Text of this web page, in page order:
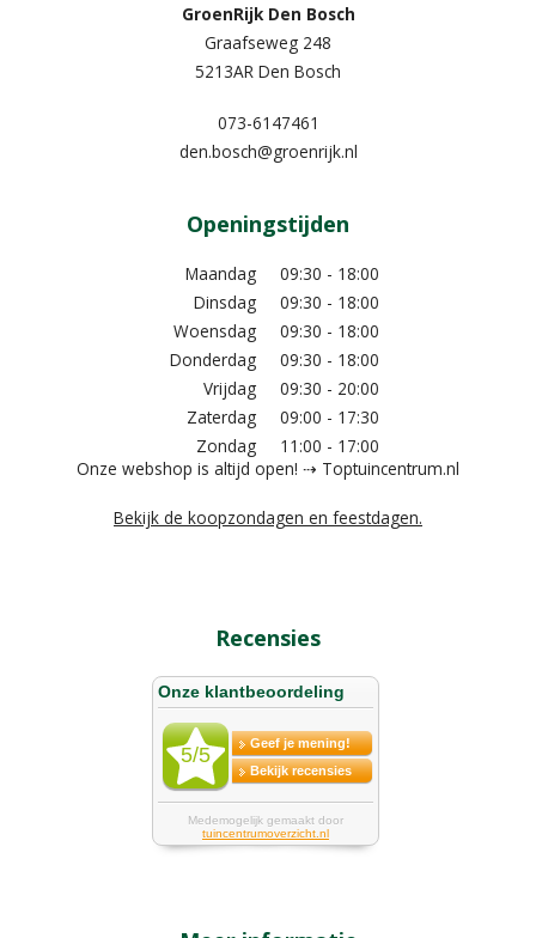
GroenRijk Den Bosch
Graafseweg 248
5213AR Den Bosch
073-6147461
den.bosch@groenrijk.nl
Openingstijden
Maandag
09:30 - 18:00
Dinsdag
09:30 - 18:00
Woensdag
09:30 - 18:00
Donderdag
09:30 - 18:00
Vrijdag
09:30 - 20:00
Zaterdag
09:00 - 17:30
Zondag
11:00 - 17:00
Onze webshop is altijd open! ⇢ Toptuincentrum.nl
Bekijk de koopzondagen en feestdagen.
Recensies